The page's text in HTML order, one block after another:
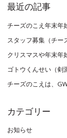
最近の記事
チーズのこえ年末年
スタッフ募集（チー
クリスマスや年末年
ゴトウくんせい（剣
チーズのこえは、
カテゴリー
お知らせ